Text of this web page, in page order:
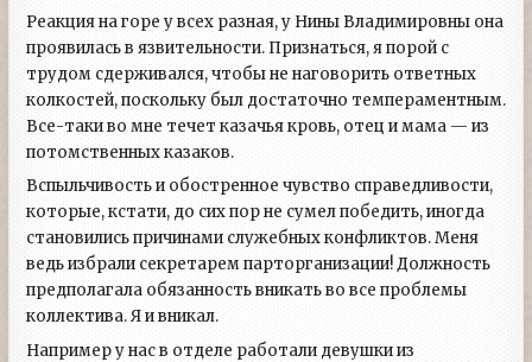
Реакция на горе у всех разная, у Нины Владимировны она
проявилась в язвительности. Признаться, я порой с
трудом сдерживался, чтобы не наговорить ответных
колкостей, поскольку был достаточно темпераментным.
Все-таки во мне течет казачья кровь, отец и мама — из
потомственных казаков.
Вспыльчивость и обостренное чувство справедливости,
которые, кстати, до сих пор не сумел победить, иногда
становились причинами служебных конфликтов. Меня
ведь избрали секретарем парторганизации! Должность
предполагала обязанность вникать во все проблемы
коллектива. Я и вникал.
Например у нас в отделе работали девушки из